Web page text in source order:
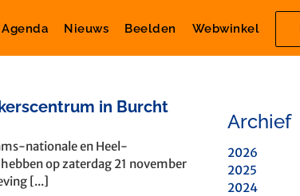
Agenda Nieuws Beelden Webwinkel
in Burcht
nationale en Heel-
op zaterdag 21 november
[...]
Archief
2026
2025
2024